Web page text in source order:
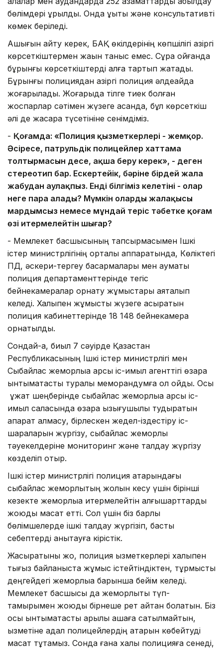
бөлімдері құрылды. Онда құқықтық және консультативті
көмек беріледі.
Ашығын айту керек, БАҚ өкілдерінің көпшілігі қазіргі
көрсеткіштермен жақын таныс емес. Сұрақ қойғанда
бұрынғы көрсеткіштерді алға тартып жатады.
Бұрынғы полициядан қазіргі полиция әлдеқайда
жоғарылады. Жоғарыда тілге тиек болған
жоспарлар сәтімен жүзеге асқанда, бұл көрсеткіш
әлі де жақсара түсетініне сенімдіміз.
- Қоғамда: «Полиция қызметкерлері - жемқор.
Әсіресе, патрульдік полицейлер хаттама
толтырмасын десең, ақша беру керек», - деген
стереотип бар. Ескертейік, бәріне бірдей жала
жабудан аулақпыз. Енді білгіміз келетіні - олар
неге пара алады? Мүмкін олардың жалақысы
мардымсыз немесе мұндай теріс тәбетке қоғам
өзі итермелейтін шығар?
- Мемлекет басшысының тапсырмасымен Ішкі
істер министрлігінің орталық аппаратында, Көліктегі
ПД, әскери-тергеу басқармалары мен аумақтық
полиция департаменттерінде тегіс
бейнекамералар орнату жұмыстары аяқталып
келеді. Халықпен жұмысты жүзеге асыратын
полиция кабинеттерінде 18 148 бейнекамера
орнатылды.
Сондай-ақ, биыл 7 сәуірде Қазақстан
Республикасының Ішкі істер министрлігі мен
Сыбайлас жемқорлыққа қарсы іс-қимыл агенттігі өзара
ынтымақтастық туралы меморандумға қол қойды. Осы
қ ұжат шеңберінде сыбайлас жемқорлыққа қарсы іс-
қимыл саласында өзара қызығушылық тудыратын
ақпарат алмасу, бірлескен жедел-іздестіру іс-
шараларын жүргізу, сыбайлас жемқорлық
тәуекелдеріне мониторинг және талдау жүргізу
көзделіп отыр.
Ішкі істер министрлігі полиция қатарындағы
сыбайлас жемқорлықтың жолын кесу үшін бірінші
кезекте жемқорлыққа итермелейтін алғышарттарды
жоюды мақсат етті. Сол үшін біз барлық
бөлімшелерде ішкі талдау жүргізіп, басты
себептерді анықтауға кірістік.
Жасыратыны жоқ, полиция қызметкерлері халықпен
тығыз байланыста жұмыс істейтіндіктен, тұрмыстық
деңгейдегі жемқорлыққа барынша бейім келеді.
Мемлекет басшысы да жемқорлықты түп-
тамырымен жоюды бірнеше рет айтқан болатын. Біз
осы ынтымақтастық арқылы ақшаға сатылмайтын,
қызметіне адал полицейлердің қатарын көбейтуді
мақсат тұтамыз. Сонда ғана халық полицияға сенеді,